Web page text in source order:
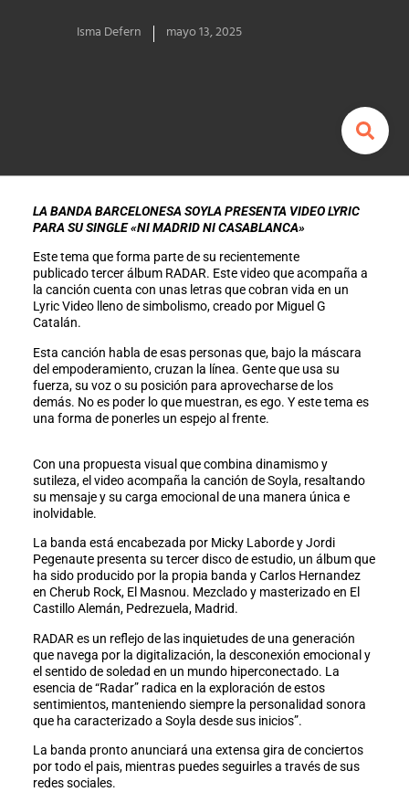
Isma Defern mayo 13, 2025
LA BANDA BARCELONESA SOYLA PRESENTA VIDEO LYRIC
PARA SU SINGLE «NI MADRID NI CASABLANCA»
Este tema que forma parte de su recientemente
publicado tercer álbum RADAR. Este video que acompaña a
la canción cuenta con unas letras que cobran vida en un
Lyric Video lleno de simbolismo, creado por Miguel G
Catalán.
Esta canción habla de esas personas que, bajo la máscara
del empoderamiento, cruzan la línea. Gente que usa su
fuerza, su voz o su posición para aprovecharse de los
demás. No es poder lo que muestran, es ego. Y este tema es
una forma de ponerles un espejo al frente.
Con una propuesta visual que combina dinamismo y
sutileza, el video acompaña la canción de Soyla, resaltando
su mensaje y su carga emocional de una manera única e
inolvidable.
La banda está encabezada por Micky Laborde y Jordi
Pegenaute presenta su tercer disco de estudio, un álbum que
ha sido producido por la propia banda y Carlos Hernandez
en Cherub Rock, El Masnou. Mezclado y masterizado en El
Castillo Alemán, Pedrezuela, Madrid.
RADAR es un reflejo de las inquietudes de una generación
que navega por la digitalización, la desconexión emocional y
el sentido de soledad en un mundo hiperconectado. La
esencia de “Radar” radica en la exploración de estos
sentimientos, manteniendo siempre la personalidad sonora
que ha caracterizado a Soyla desde sus inicios”.
La banda pronto anunciará una extensa gira de conciertos
por todo el pais, mientras puedes seguirles a través de sus
redes sociales.